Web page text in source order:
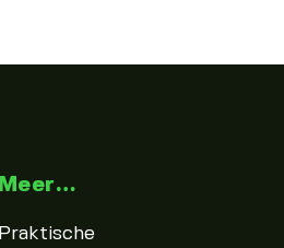
Meer…
Praktische